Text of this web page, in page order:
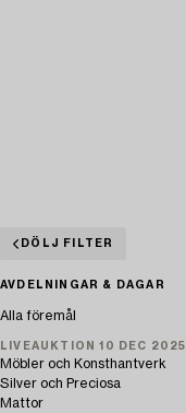
DÖLJ FILTER
AVDELNINGAR & DAGAR
Alla föremål
LIVEAUKTION 10 DEC 2025
Möbler och Konsthantverk
Silver och Preciosa
Mattor